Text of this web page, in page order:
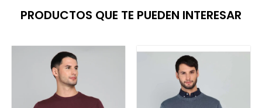
PRODUCTOS QUE TE PUEDEN INTERESAR